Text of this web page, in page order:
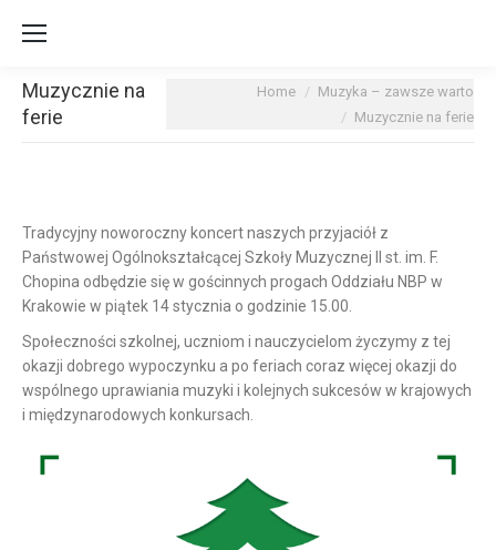
Muzycznie na
ferie
You are here:Home
Muzyka – zawsze warto
Muzycznie na ferie
Tradycyjny noworoczny koncert naszych przyjaciół z
Państwowej Ogólnokształcącej Szkoły Muzycznej II st. im. F.
Chopina odbędzie się w gościnnych progach Oddziału NBP w
Krakowie w piątek 14 stycznia o godzinie 15.00.
Społeczności szkolnej, uczniom i nauczycielom życzymy z tej
okazji dobrego wypoczynku a po feriach coraz więcej okazji do
wspólnego uprawiania muzyki i kolejnych sukcesów w krajowych
i międzynarodowych konkursach.